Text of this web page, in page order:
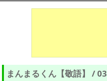
まんまるくん【敬語】 / 03